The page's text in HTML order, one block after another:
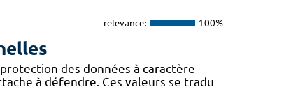
relevance: 100%
des données à caractère
à défendre. Ces valeurs se tradu